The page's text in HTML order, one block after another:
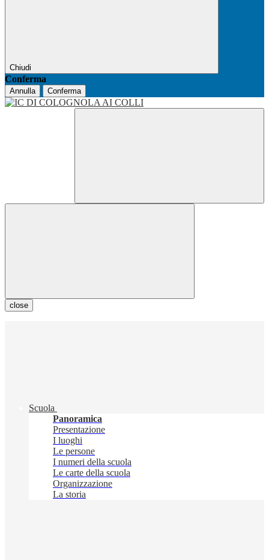
Chiudi
Conferma
Annulla Conferma
close
Scuola
Panoramica
Presentazione
I luoghi
Le persone
I numeri della scuola
Le carte della scuola
Organizzazione
La storia